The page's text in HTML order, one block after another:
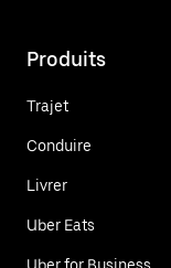
Produits
Trajet
Conduire
Livrer
Uber Eats